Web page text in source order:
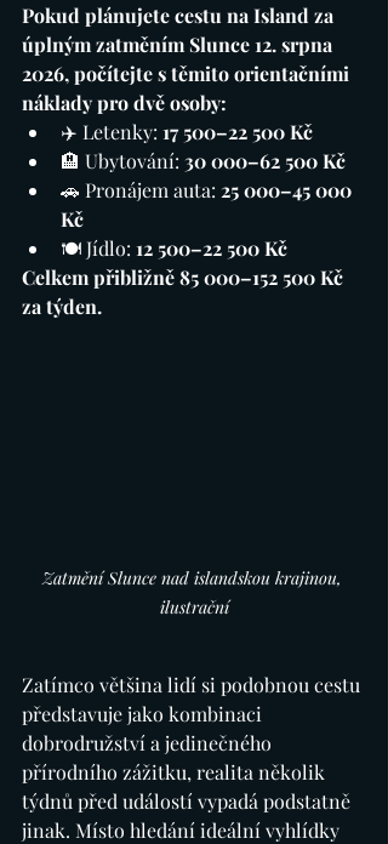
Pokud plánujete cestu na Island za
úplným zatměním Slunce 12. srpna
2026, počítejte s těmito orientačními
náklady pro dvě osoby:
✈️ Letenky: 17 500–22 500 Kč
🏨 Ubytování: 30 000–62 500 Kč
🚗 Pronájem auta: 25 000–45 000
Kč
🍽️ Jídlo: 12 500–22 500 Kč
Celkem přibližně 85 000–152 500 Kč
za týden.
Zatmění Slunce nad islandskou krajinou,
ilustrační
Zatímco většina lidí si podobnou cestu
představuje jako kombinaci
dobrodružství a jedinečného
přírodního zážitku, realita několik
týdnů před událostí vypadá podstatně
jinak. Místo hledání ideální vyhlídky